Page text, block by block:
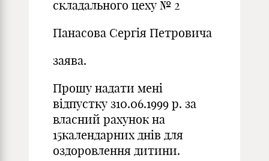
складального цеху № 2
Панасова Сергія Петровича
заява.
Прошу надати мені
відпустку з10.06.1999 р. за
власний рахунок на
15календарних днів для
оздоровлення дитини.